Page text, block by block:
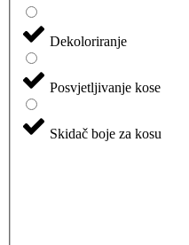
Dekoloriranje
Posvjetljivanje kose
Skidač boje za kosu